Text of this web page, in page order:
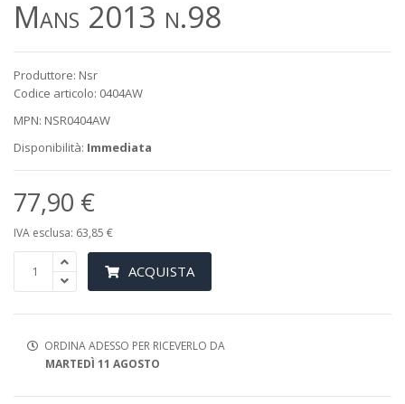
Mans 2013 n.98
Produttore: Nsr
Codice articolo: 0404AW
MPN: NSR0404AW
Disponibilità: Immediata
77,90 €
IVA esclusa: 63,85 €
ACQUISTA
ORDINA ADESSO PER RICEVERLO DA
MARTEDÌ 11 AGOSTO